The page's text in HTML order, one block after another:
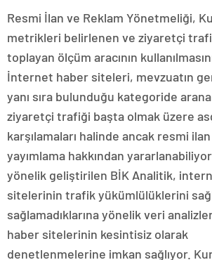
Resmi İlan ve Reklam Yönetmeliği,
metrikleri belirlenen ve ziyaretçi
toplayan ölçüm aracının
İnternet haber siteleri, mevzuatın
yanı sıra bulunduğu kategoride
ziyaretçi trafiği başta olmak üzere
karşılamaları halinde ancak resmi
yayımlama hakkından
yönelik geliştirilen BİK Analitik,
sitelerinin trafik yükümlülüklerini
sağlamadıklarına yönelik veri
haber sitelerinin kesintisiz olarak
denetlenmelerine imkan sağlıyor.